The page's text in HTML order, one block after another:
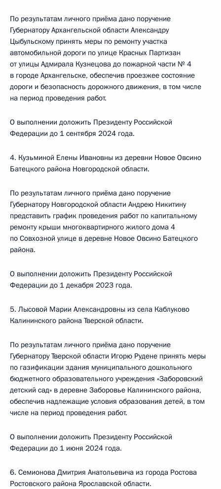
По результатам личного приёма дано поручение
Губернатору Архангельской области Александру
Цыбульскому принять меры по ремонту участка
автомобильной дороги по улице Красных Партизан
от улицы Адмирала Кузнецова до пожарной части № 4
в городе Архангельске, обеспечив проезжее состояние
дороги и безопасность дорожного движения, в том числе
на период проведения работ.
О выполнении доложить Президенту Российской
Федерации до 1 сентября 2024 года.
4. Кузьминой Елены Ивановны из деревни Новое Овсино
Батецкого района Новгородской области.
По результатам личного приёма дано поручение
Губернатору Новгородской области Андрею Никитину
представить график проведения работ по капитальному
ремонту крыши многоквартирного жилого дома 4
по Совхозной улице в деревне Новое Овсино Батецкого
района.
О выполнении доложить Президенту Российской
Федерации до 1 декабря 2023 года.
5. Лысовой Марии Александровны из села Каблуково
Калининского района Тверской области.
По результатам личного приёма дано поручение
Губернатору Тверской области Игорю Рудене принять меры
по газификации здания муниципального дошкольного
бюджетного образовательного учреждения «Заборовский
детский сад» в деревне Заборовье Калининского района,
обеспечив надлежащие условия образования детей, в том
числе на период проведения работ.
О выполнении доложить Президенту Российской
Федерации до 1 июня 2024 года.
6. Семионова Дмитрия Анатольевича из города Ростова
Ростовского района Ярославской области.